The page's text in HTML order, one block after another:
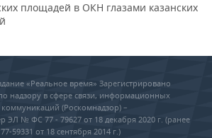
площадей в ОКН глазами казанских
«Реальное время» Зарегистрировано
надзору в сфере связи, информационных
(Роскомнадзор) –
ЭЛ № ФС 77 - 79627 от 18 декабря 2020 г. (ранее
59331 от 18 сентября 2014 г.)